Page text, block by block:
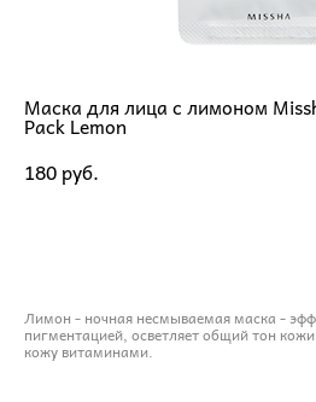
Маска для лица с лимоном
Pack Lemon
180 pуб.
Лимон - ночная несмываемая маска -
пигментацией, осветляет общий тон
кожу витаминами.